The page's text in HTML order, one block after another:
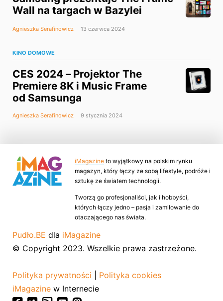
Wall na targach w Bazylei
Agnieszka Serafinowicz 13 czerwca 2024
KINO DOMOWE
CES 2024 – Projektor The
Premiere 8K i Music Frame
od Samsunga
Agnieszka Serafinowicz 9 stycznia 2024
iMagazine to wyjątkowy na polskim rynku
magazyn, który łączy ze sobą lifestyle, podróże i
sztukę ze światem technologii.
Tworzą go profesjonaliści, jak i hobbyści,
których łączy jedno – pasja i zamiłowanie do
otaczającego nas świata.
Pudło.BE dla iMagazine
© Copyright 2023. Wszelkie prawa zastrzeżone.
Polityka prywatności
Polityka cookies
iMagazine w Internecie